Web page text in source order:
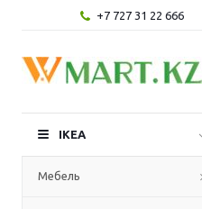
+7 727 31 22 666
IKEA
Мебель